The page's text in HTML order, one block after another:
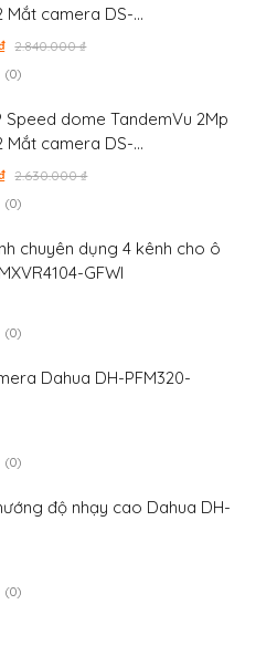
Mắt camera DS-
E/14
2.840.000 ₫
(0)
Speed dome TandemVu 2Mp
Mắt camera DS-
E/12
2.630.000 ₫
(0)
chuyên dụng 4 kênh cho ô
GFWI
(0)
Dahua DH-PFM320-
(0)
độ nhạy cao Dahua DH-
(0)